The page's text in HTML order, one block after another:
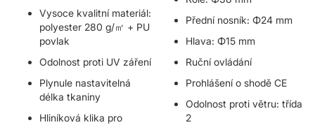
Vysoce kvalitní materiál:
polyester 280 g/㎡ + PU
povlak
Odolnost proti UV záření
Plynule nastavitelná
délka tkaniny
Hliníková klika pro
Přední nosník: Φ24 mm
Hlava: Φ15 mm
Ruční ovládání
Prohlášení o shodě CE
Odolnost proti větru: třída
2